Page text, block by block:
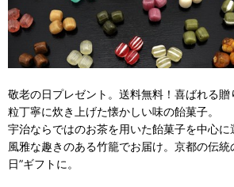
敬老の日プレゼント。送料無料！喜ばれる
粒丁寧に炊き上げた懐かしい味の飴菓子。
宇治ならではのお茶を用いた飴菓子を中心に
風雅な趣きのある竹籠でお届け。京都の伝統
日”ギフトに。